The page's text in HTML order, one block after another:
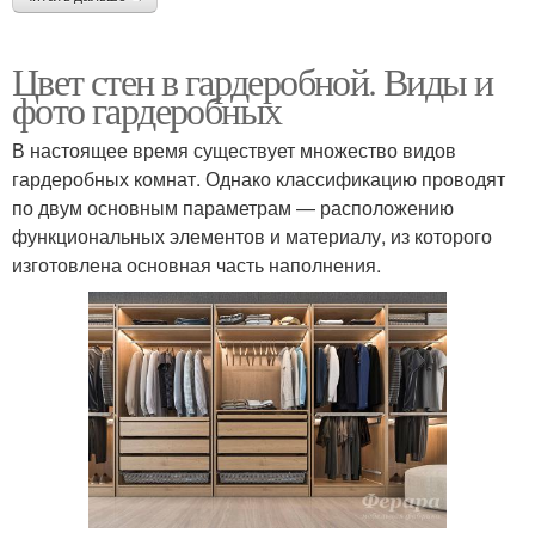
Цвет стен в гардеробной. Виды и
фото гардеробных
В настоящее время существует множество видов
гардеробных комнат. Однако классификацию проводят
по двум основным параметрам — расположению
функциональных элементов и материалу, из которого
изготовлена основная часть наполнения.